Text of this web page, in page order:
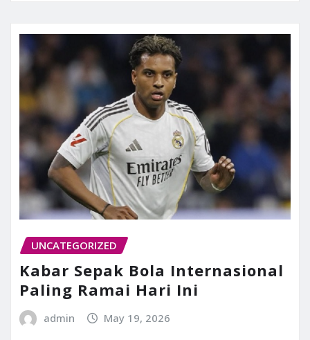
UNCATEGORIZED
Kabar Sepak Bola Internasional
Paling Ramai Hari Ini
admin May 19, 2026